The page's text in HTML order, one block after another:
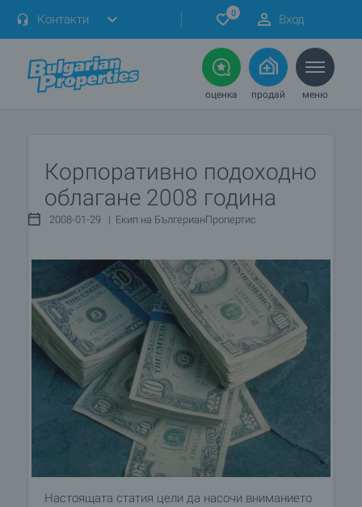
Контакти 0 Вход
оценка продай меню
Корпоративно подоходно
облагане 2008 година
2008-01-29 | Екип на БългерианПропертис
Настоящата статия цели да насочи вниманието